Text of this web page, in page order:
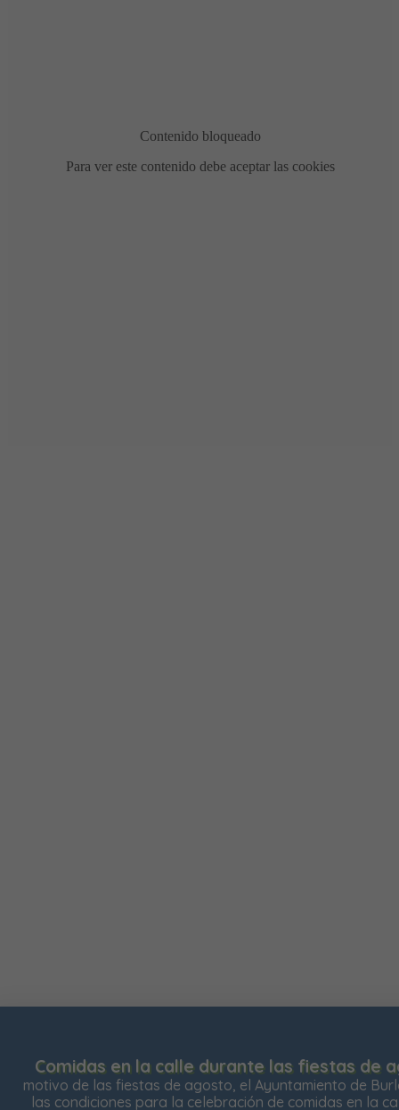
Comidas en la calle durante las fiestas de
motivo de las fiestas de agosto, el Ayuntamiento de
las condiciones para la celebración de comidas en la
web, para mostrarle contenidos personalizados y
nuestra web.